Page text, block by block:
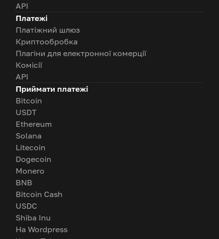
API
Платежі
Платіжний шлюз
Криптообробка
Плагіни для електронної комерції
Комісії
API
Приймати платежі
Bitcoin
USDT
Ethereum
Solana
Litecoin
Dogecoin
Monero
BNB
Bitcoin Cash
USDC
Shiba Inu
На Wordpress